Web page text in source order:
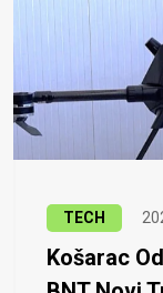
TECH
Košarac